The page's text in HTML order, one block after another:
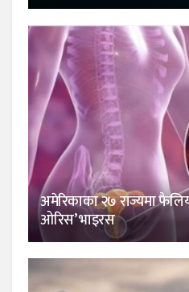
अमेरिकाका २७ राज्यमा
ओरिस’ भाइरस